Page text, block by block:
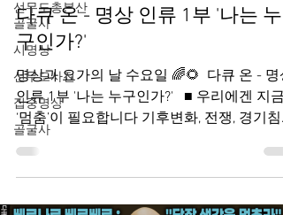
선무도총본산
골굴사
시명상
선무도사진
집중명상
골굴사
다큐 온 - 명상 인류 1부 '나는 누
구인가?'
명상과 요가의 날 수요일 🌈🌻 ​ 다큐 온 - 명
인류 1부 '나는 누구인가?' ​ ​ ■ 우리에겐 지금,
‘멈춤’이 필요합니다 기후변화, 전쟁, 경기침
AI의 등장 등으로 인한 현대사회의 불확실성
은 그 어느 때보다 큰 두려움으로 다가온다.
‘어떻게든 살아남아야 한다’는 고도의 긴장과
불안 속에 우리의 뇌는 잠시도 쉬지 못한 채